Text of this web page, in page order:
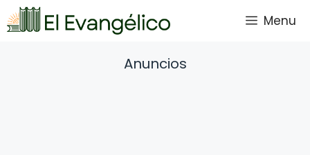
Saltar
al
Menu
Anuncios